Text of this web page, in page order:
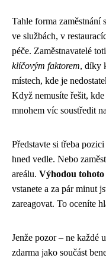
Tahle forma zaměstnání
ve službách, v
péče. Zaměstnavatelé
klíčovým faktorem, díky
místech, kde je
Když nemusíte řešit,
mnohem víc soustředit
Představte si třeba
hned vedle. Nebo
areálu. Výhodou
vstanete a za pár minut
zareagovat. To oceníte
Jenže pozor – ne každé
zdarma jako součást